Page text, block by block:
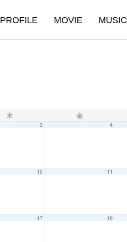
PROFILE MOVIE MUSIC
木 金
3 4
10 11
17 18